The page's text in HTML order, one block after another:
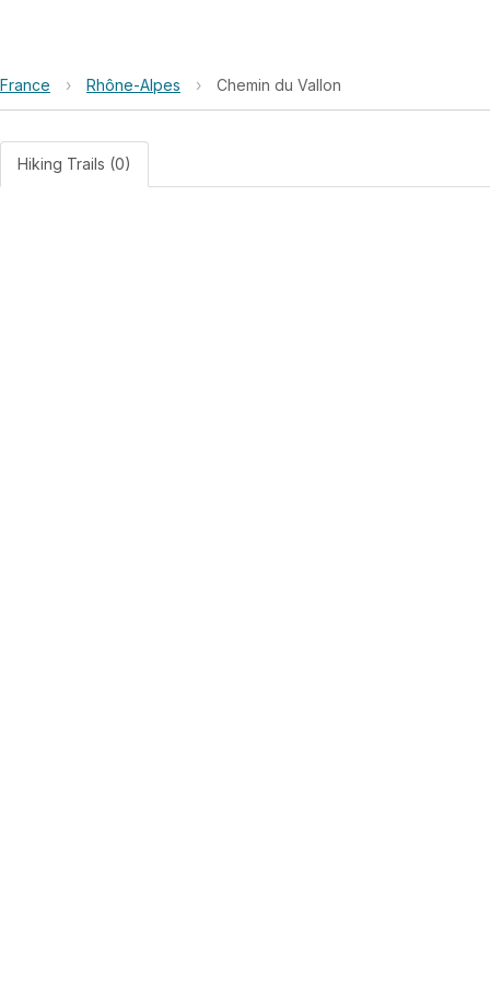
France › Rhône-Alpes › Chemin du Vallon
Hiking Trails (0)